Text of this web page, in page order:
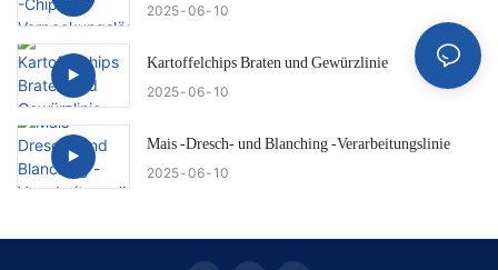
2025 06 10
Kartoffelchips Braten und Gewürzlinie
2025 06 10
Mais -Dresch- und Blanching -Verarbeitungslinie
2025 06 10